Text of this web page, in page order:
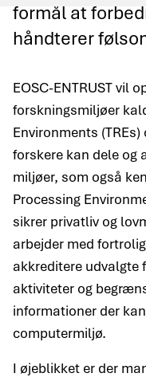
formål at
håndterer
EOSC-ENTRUST vil
forskningsmiljøer
Environments
forskere kan dele og
miljøer, som også
Processing
sikrer privatliv og
arbejder med
akkreditere udvalgte
aktiviteter og
informationer der
computermiljø.
I øjeblikket er der